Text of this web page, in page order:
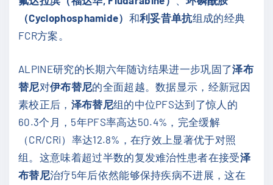
（Cyclophosphamide） 和利妥昔单抗组成的经典
FCR方案。
ALPINE研究的长期六年随访结果进一步巩固了泽布
替尼对伊布替尼的全面超越。数据显示，经新冠因
素校正后， 泽布替尼组的中位PFS达到了惊人的
60.3个月，5年PFS率高达50.4%，完全缓解
（CR/CRi）率达12.8%，在疗效上显著优于对照
组。这意味着超过半数的复发难治性患者在接受泽
布替尼治疗5年后依然能够保持疾病不进展，这在